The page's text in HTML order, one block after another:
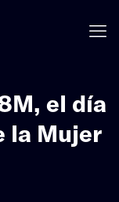
el día
la Mujer